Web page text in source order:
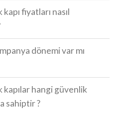
fiyatları nasıl
dönemi var mı
kapılar hangi güvenlik
sahiptir ?